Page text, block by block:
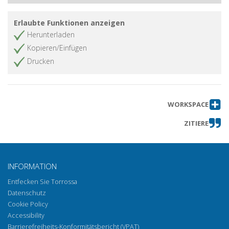
Erlaubte Funktionen anzeigen
Herunterladen
Kopieren/Einfügen
Drucken
WORKSPACE
ZITIERE
INFORMATION
Entfecken Sie Torrossa
Datenschutz
Cookie Policy
Accessibility
Barrierefreiheits-Konformitätsbericht (VPAT)